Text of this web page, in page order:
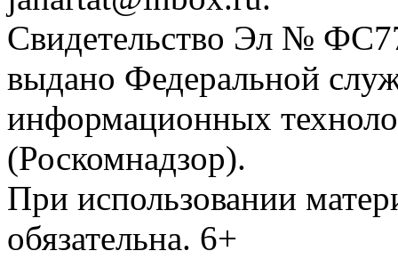
Свидетельство Эл №
выдано Федеральной
информационных
(Роскомнадзор).
При использовании
обязательна. 6+